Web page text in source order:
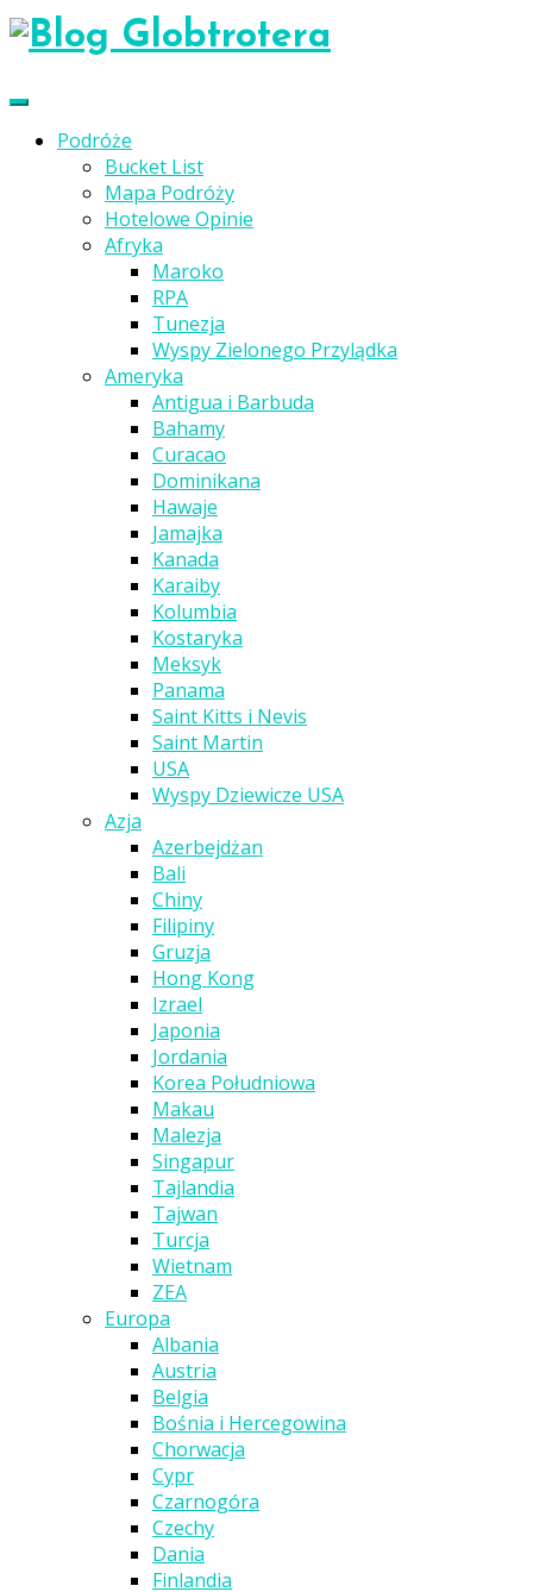
Podróże
Bucket List
Mapa Podróży
Hotelowe Opinie
Afryka
Maroko
RPA
Tunezja
Wyspy Zielonego Przylądka
Ameryka
Antigua i Barbuda
Bahamy
Curacao
Dominikana
Hawaje
Jamajka
Kanada
Karaiby
Kolumbia
Kostaryka
Meksyk
Panama
Saint Kitts i Nevis
Saint Martin
USA
Wyspy Dziewicze USA
Azja
Azerbejdżan
Bali
Chiny
Filipiny
Gruzja
Hong Kong
Izrael
Japonia
Jordania
Korea Południowa
Makau
Malezja
Singapur
Tajlandia
Tajwan
Turcja
Wietnam
ZEA
Europa
Albania
Austria
Belgia
Bośnia i Hercegowina
Chorwacja
Cypr
Czarnogóra
Czechy
Dania
Finlandia